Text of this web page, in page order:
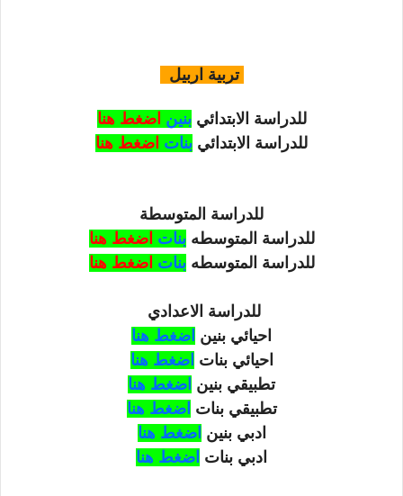
تربية اربيل
للدراسة الابتدائيبنين اضغط هنا
للدراسة الابتدائي بنات اضغط هنا
للدراسة المتوسطة
للدراسة المتوسطه بنات اضغط هنا
للدراسة المتوسطه بنات اضغط هنا
للدراسة الاعدادي
احيائي بنين اضغط هنا
احيائي بنات اضغط هنا
تطبيقي بنين اضغط هنا
تطبيقيبنات اضغط هنا
ادبي بنين اضغط هنا
ادبي بنات اضغط هنا